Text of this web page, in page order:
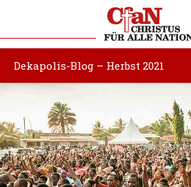
Dekapolis-Blog – Herbst 2021